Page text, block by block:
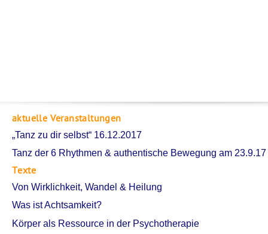
aktuelle Veranstaltungen
„Tanz zu dir selbst“ 16.12.2017
Tanz der 6 Rhythmen & authentische Bewegung am 23.9.17
Texte
Von Wirklichkeit, Wandel & Heilung
Was ist Achtsamkeit?
Körper als Ressource in der Psychotherapie